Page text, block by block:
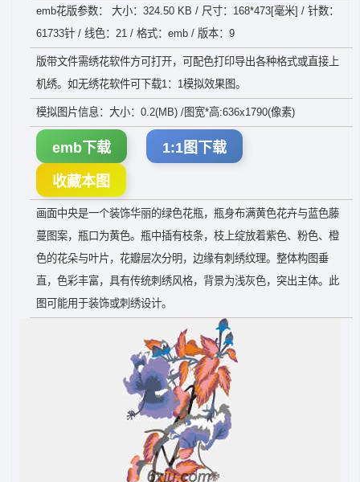
emb花版参数： 大小：324.50 KB / 尺寸：168*473[毫米] / 针数：
61733针 / 线色：21 / 格式：emb / 版本：9
版带文件需绣花软件方可打开，可配色打印导出各种格式或直接上
机绣。如无绣花软件可下载1：1模拟效果图。
模拟图片信息：大小：0.2(MB) /图宽*高:636x1790(像素)
emb下载 1:1图下载
收藏本图
画面中央是一个装饰华丽的绿色花瓶，瓶身布满黄色花卉与蓝色藤
蔓图案，瓶口为黄色。瓶中插有枝条，枝上绽放着紫色、粉色、橙
色的花朵与叶片，花瓣层次分明，边缘有刺绣纹理。整体构图垂
直，色彩丰富，具有传统刺绣风格，背景为浅灰色，突出主体。此
图可能用于装饰或刺绣设计。